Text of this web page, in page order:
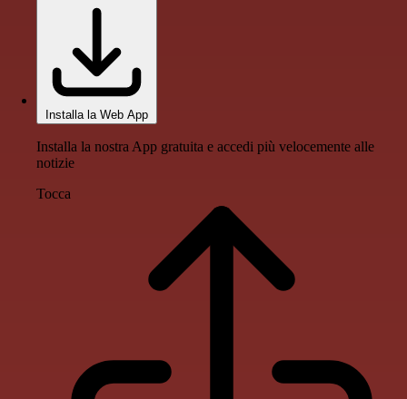
Installa la Web App
Installa la nostra App gratuita e accedi più velocemente alle
notizie
Tocca